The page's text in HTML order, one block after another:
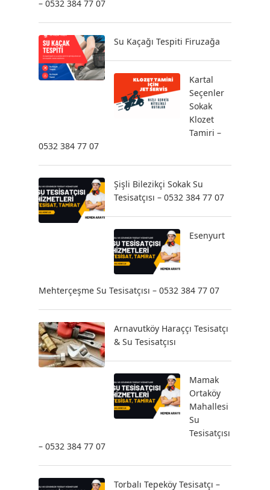
– 0532 384 77 07
Su Kaçağı Tespiti Firuzağa
Kartal
Seçenler
Sokak
Klozet
Tamiri –
0532 384 77 07
Şişli Bilezikçi Sokak Su
Tesisatçısı – 0532 384 77 07
Esenyurt
Mehterçeşme Su Tesisatçısı – 0532 384 77 07
Arnavutköy Haraççı Tesisatçı
& Su Tesisatçısı
Mamak
Ortaköy
Mahallesi
Su
Tesisatçısı
– 0532 384 77 07
Torbalı Tepeköy Tesisatçı –